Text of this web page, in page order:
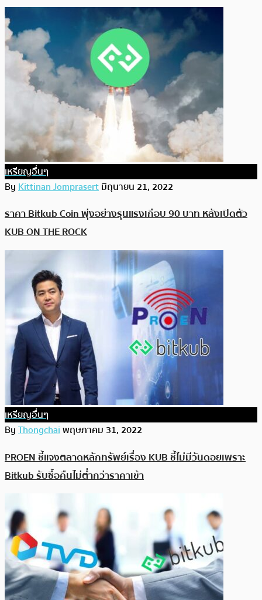
เหรียญอื่นๆ
ByKittinan Jomprasertมิถุนายน 21, 2022
ราคา Bitkub Coin พุ่งอย่างรุนแรงเกือบ 90 บาท หลังเปิดตัว
KUB ON THE ROCK
เหรียญอื่นๆ
ByThongchaiพฤษภาคม 31, 2022
PROEN ชี้แจงตลาดหลักทรัพย์เรื่อง KUB ชี้ไม่มีวันดอยเพราะ
Bitkub รับซื้อคืนไม่ต่ำกว่าราคาเข้า